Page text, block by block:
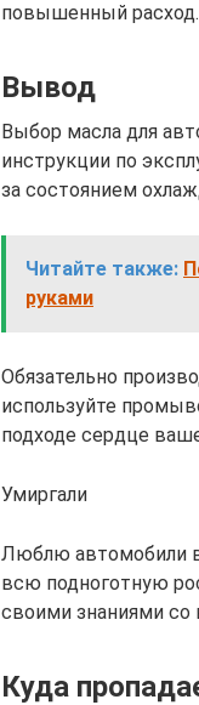
повышенный расход.
Вывод
Выбор масла для
инструкции по
за состоянием
Читайте также:
руками
Обязательно
используйте
подходе сердце
Умиргали
Люблю автомобили
всю подноготную
своими знаниями со
Куда